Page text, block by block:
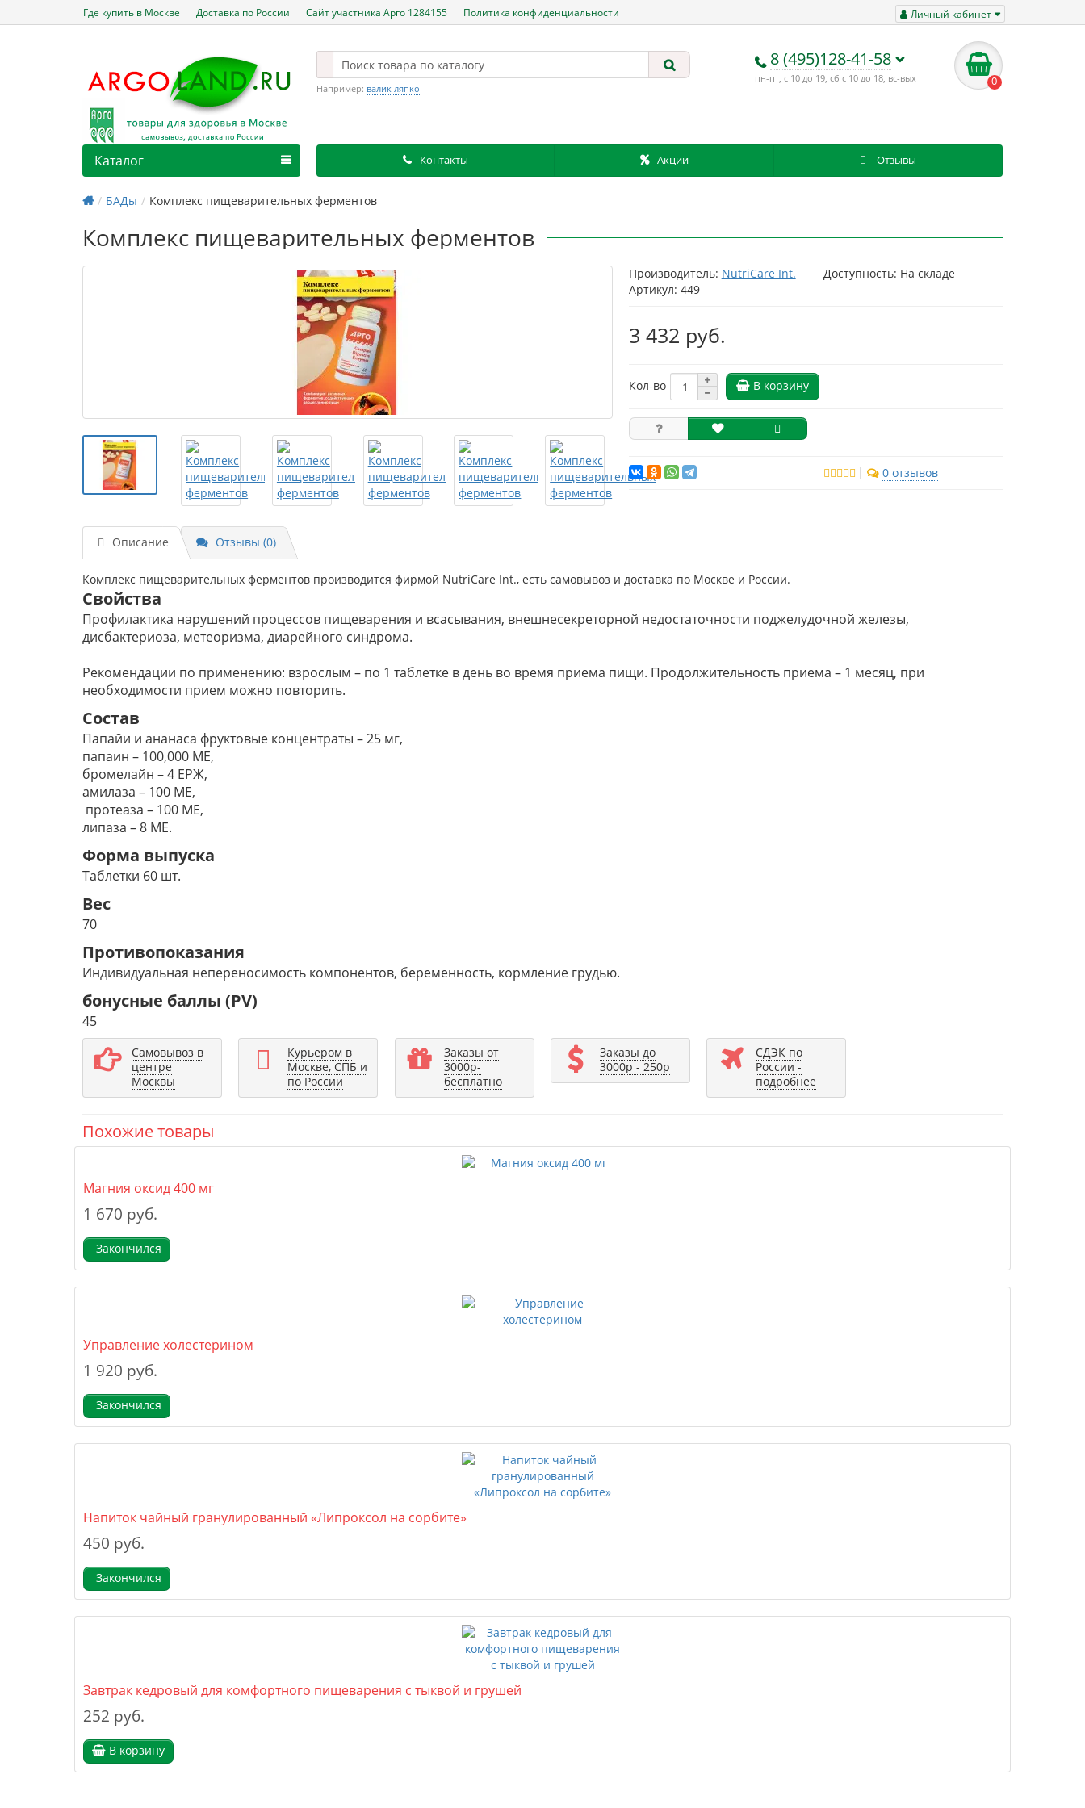
Личный кабинет
Где купить в Москве Доставка по России Сайт участника Арго 1284155 Политика конфиденциальности
8 (495)128-41-58
пн-пт, с 10 до 19, сб с 10 до 18, вс-вых 0
Например: валик ляпко
Контакты Акции Отзывы
Каталог
БАДы Комплекс пищеварительных ферментов
Комплекс пищеварительных ферментов
Производитель: NutriCare Int.
Доступность: На складе
Артикул: 449
3 432 руб.
Кол-во В корзину
0 отзывов
Описание Отзывы (0)
Комплекс пищеварительных ферментов производится фирмой NutriCare Int., есть самовывоз и доставка по Москве и России.
Свойства
Профилактика нарушений процессов пищеварения и всасывания, внешнесекреторной недостаточности поджелудочной железы,
дисбактериоза, метеоризма, диарейного синдрома.
Рекомендации по применению: взрослым – по 1 таблетке в день во время приема пищи. Продолжительность приема – 1 месяц, при
необходимости прием можно повторить.
Состав
Папайи и ананаса фруктовые концентраты – 25 мг,
папаин – 100,000 ME,
бромелайн – 4 EPЖ,
амилаза – 100 ME,
протеаза – 100 ME,
липаза – 8 ME.
Форма выпуска
Таблетки 60 шт.
Вес
70
Противопоказания
Индивидуальная непереносимость компонентов, беременность, кормление грудью.
бонусные баллы (PV)
45
Самовывоз в
центре
Москвы
Курьером в
Москве, СПБ и
по России
Заказы от
3000р-
бесплатно
Заказы до
3000р - 250р
СДЭК по
России -
подробнее
Похожие товары
Магния оксид 400 мг
1 670 руб.
Закончился
Управление холестерином
1 920 руб.
Закончился
Напиток чайный гранулированный «Липроксол на сорбите»
450 руб.
Закончился
Завтрак кедровый для комфортного пищеварения с тыквой и грушей
252 руб.
В корзину